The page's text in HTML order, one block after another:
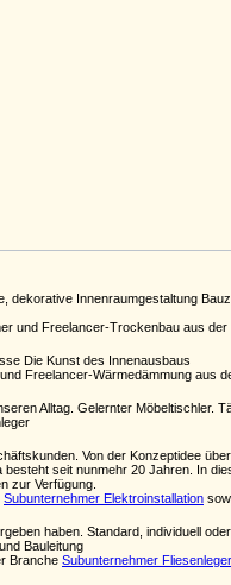
Innenraumgestaltung
und Freelancer-Trockenbau aus der
Die Kunst des Innenausbaus
Freelancer-Wärmedämmung aus
Alltag. Gelernter Möbeltischler.
Von der Konzeptidee
seit nunmehr 20 Jahren. In
zur Verfügung.
Subunternehmer Elektroinstallation
haben. Standard, individuell
Bauleitung
Branche Subunternehmer Fliesenleger